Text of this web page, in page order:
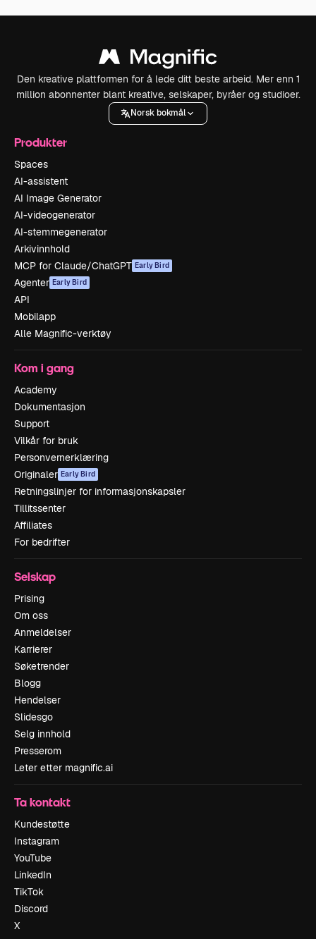
Den kreative plattformen for å lede ditt beste arbeid. Mer enn 1
million abonnenter blant kreative, selskaper, byråer og studioer.
Norsk bokmål
Produkter
Spaces
AI-assistent
AI Image Generator
AI-videogenerator
AI-stemmegenerator
Arkivinnhold
MCP for Claude/ChatGPT Early Bird
Agenter Early Bird
API
Mobilapp
Alle Magnific-verktøy
Kom i gang
Academy
Dokumentasjon
Support
Vilkår for bruk
Personvernerklæring
Originaler Early Bird
Retningslinjer for informasjonskapsler
Tillitssenter
Affiliates
For bedrifter
Selskap
Prising
Om oss
Anmeldelser
Karrierer
Søketrender
Blogg
Hendelser
Slidesgo
Selg innhold
Presserom
Leter etter magnific.ai
Ta kontakt
Kundestøtte
Instagram
YouTube
LinkedIn
TikTok
Discord
X